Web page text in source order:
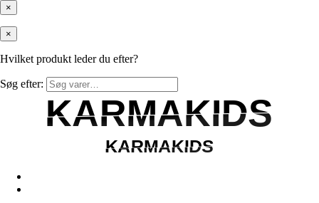
×
×
Hvilket produkt leder du efter?
Søg efter:
KARMAKIDS
KARMAKIDS
KARMAKIDS
KARMAKIDS